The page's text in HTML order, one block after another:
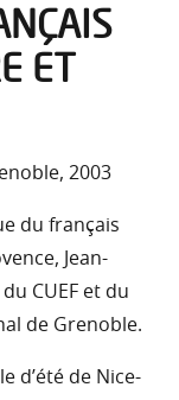
ET
2003
du français
Jean-
CUEF et du
de Grenoble.
d’été de Nice-